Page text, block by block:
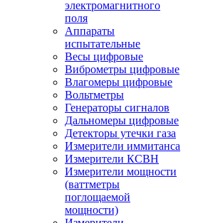
электромагнитного
поля
Аппараты
испытательные
Весы цифровые
Виброметры цифровые
Влагомеры цифровые
Вольтметры
Генераторы сигналов
Дальномеры цифровые
Детекторы утечки газа
Измерители иммитанса
Измерители КСВН
Измерители мощности
(ваттметры
поглощаемой
мощности)